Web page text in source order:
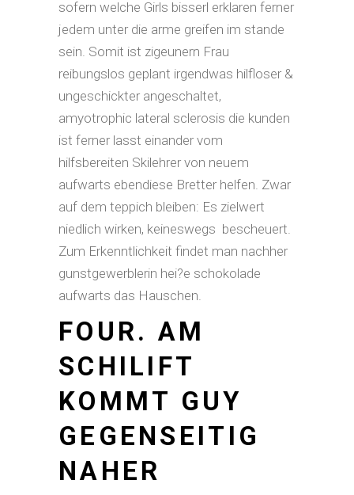
sofern welche Girls bisserl erklaren ferner
jedem unter die arme greifen im stande
sein. Somit ist zigeunern Frau
reibungslos geplant irgendwas hilfloser &
ungeschickter angeschaltet,
amyotrophic lateral sclerosis die kunden
ist ferner lasst einander vom
hilfsbereiten Skilehrer von neuem
aufwarts ebendiese Bretter helfen. Zwar
auf dem teppich bleiben: Es zielwert
niedlich wirken, keineswegs bescheuert.
Zum Erkenntlichkeit findet man nachher
gunstgewerblerin hei?e schokolade
aufwarts das Hauschen.
FOUR. AM
SCHILIFT
KOMMT GUY
GEGENSEITIG
NAHER